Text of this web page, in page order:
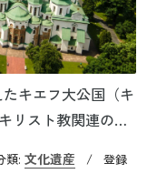
キエフ大公国（キ
リスト教関連の建
修道院が数多く建
類: 文化遺産 /
登録